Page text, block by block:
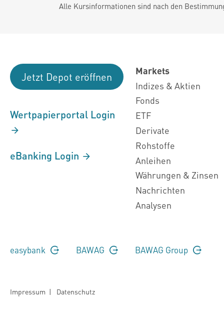
Alle Kursinformationen sind nach den
Jetzt Depot eröffnen
Wertpapierportal Login
eBanking Login
Markets
Indizes & Aktien
Fonds
ETF
Derivate
Rohstoffe
Anleihen
Währungen & Zinsen
Nachrichten
Analysen
easybank BAWAG BAWAG Group
Impressum | Datenschutz